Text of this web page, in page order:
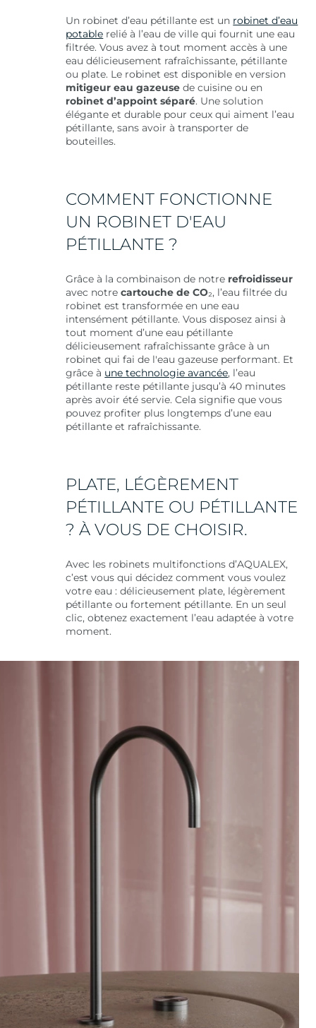
Un robinet d’eau pétillante est un robinet d’eau
potable relié à l’eau de ville qui fournit une eau
filtrée. Vous avez à tout moment accès à une
eau délicieusement rafraîchissante, pétillante
ou plate. Le robinet est disponible en version
mitigeur eau gazeuse de cuisine ou en
robinet d’appoint séparé. Une solution
élégante et durable pour ceux qui aiment l’eau
pétillante, sans avoir à transporter de
bouteilles.
COMMENT FONCTIONNE
UN ROBINET D'EAU
PÉTILLANTE ?
Grâce à la combinaison de notre refroidisseur
avec notrecartouche de CO₂, l’eau filtrée du
robinet est transformée en une eau
intensément pétillante. Vous disposez ainsi à
tout moment d’une eau pétillante
délicieusement rafraîchissante grâce à un
robinet qui fai de l'eau gazeuse performant. Et
grâce à une technologie avancée, l’eau
pétillante reste pétillante jusqu’à 40 minutes
après avoir été servie. Cela signifie que vous
pouvez profiter plus longtemps d’une eau
pétillante et rafraîchissante.
PLATE, LÉGÈREMENT
PÉTILLANTE OU PÉTILLANTE
? À VOUS DE CHOISIR.
Avec les robinets multifonctions d’AQUALEX,
c’est vous qui décidez comment vous voulez
votre eau : délicieusement plate, légèrement
pétillante ou fortement pétillante. En un seul
clic, obtenez exactement l’eau adaptée à votre
moment.